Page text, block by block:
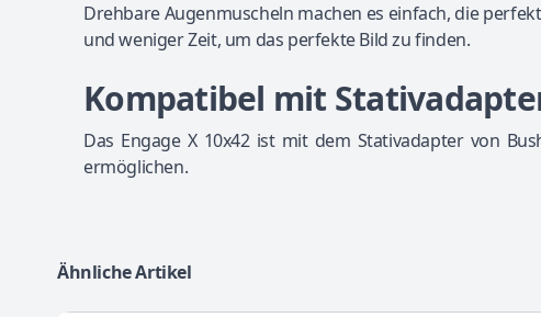
Drehbare Augenmuscheln machen es einfach, die
und weniger Zeit, um das perfekte Bild zu finden.
Kompatibel mit
Das Engage X 10x42 ist mit dem Stativadapter von
ermöglichen.
Ähnliche Artikel